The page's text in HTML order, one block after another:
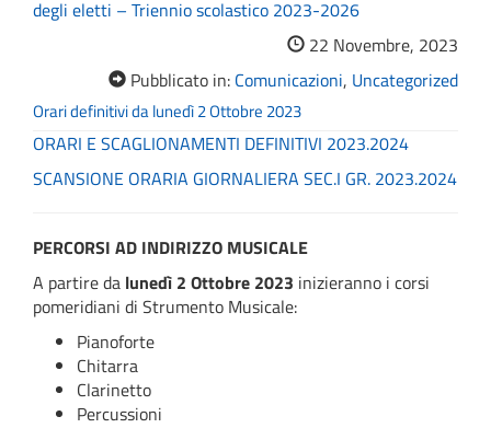
degli eletti – Triennio scolastico 2023-2026
22 Novembre, 2023
Pubblicato in: Comunicazioni, Uncategorized
Orari definitivi da lunedì 2 Ottobre 2023
ORARI E SCAGLIONAMENTI DEFINITIVI 2023.2024
SCANSIONE ORARIA GIORNALIERA SEC.I GR. 2023.2024
PERCORSI AD INDIRIZZO MUSICALE
A partire da lunedì 2 Ottobre 2023 inizieranno i corsi
pomeridiani di Strumento Musicale:
Pianoforte
Chitarra
Clarinetto
Percussioni